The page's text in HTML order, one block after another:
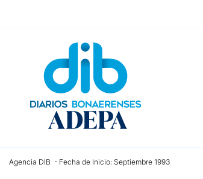
Agencia DIB - Fecha de Inicio: Septiembre 1993